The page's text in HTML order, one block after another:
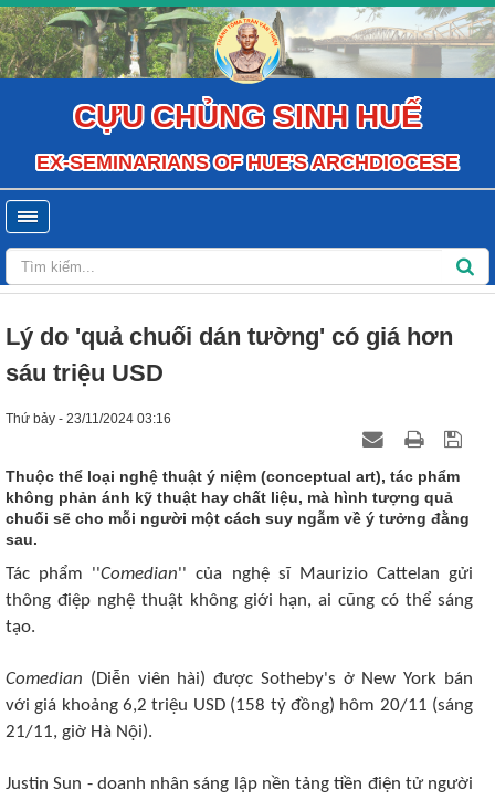
CỰU CHỦNG SINH HUẾ
EX-SEMINARIANS OF HUE'S ARCHDIOCESE
Lý do 'quả chuối dán tường' có giá hơn
sáu triệu USD
Thứ bảy - 23/11/2024 03:16
Thuộc thể loại nghệ thuật ý niệm (conceptual art), tác phẩm
không phản ánh kỹ thuật hay chất liệu, mà hình tượng quả
chuối sẽ cho mỗi người một cách suy ngẫm về ý tưởng đằng
sau.
Tác phẩm ''Comedian'' của nghệ sĩ Maurizio Cattelan gửi
thông điệp nghệ thuật không giới hạn, ai cũng có thể sáng
tạo.
Comedian (Diễn viên hài) được Sotheby's ở New York bán
với giá khoảng 6,2 triệu USD (158 tỷ đồng) hôm 20/11 (sáng
21/11, giờ Hà Nội).
Justin Sun - doanh nhân sáng lập nền tảng tiền điện tử người